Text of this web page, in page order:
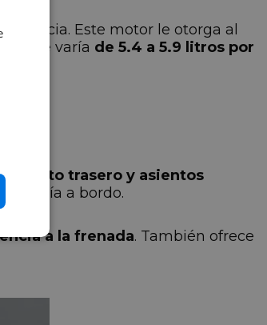
Este motor le otorga al
varía de 5.4 a 5.9 litros por
trasero y asientos
a bordo.
a la frenada. También ofrece